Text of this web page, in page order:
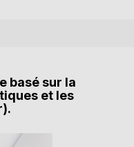
basé sur la
et les